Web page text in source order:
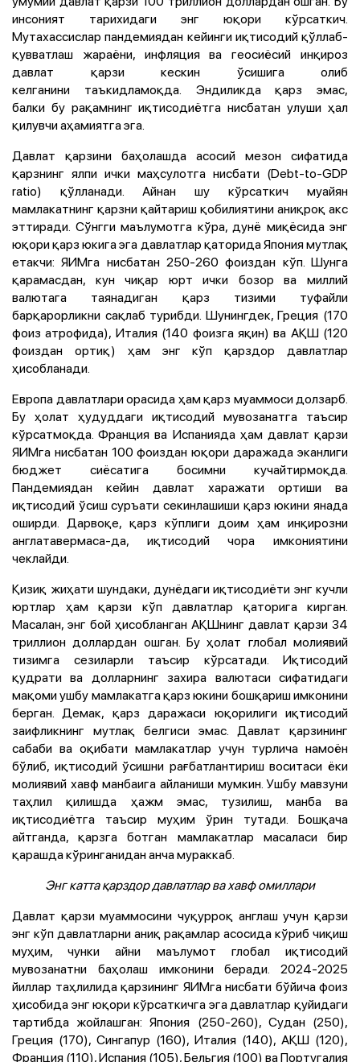
инсоният тарихидаги энг юқори кўрсаткич.
Мутахассислар пандемиядан кейинги иқтисодий қўллаб-
қувватлаш жараёни, инфляция ва геосиёсий инқироз
давлат қарзи кескин ўсишига олиб
келганини таъкидламоқда. Эндиликда қарз эмас,
балки бу рақамнинг иқтисодиётга нисбатан улуши ҳал
қилувчи аҳамиятга эга.
Давлат қарзини баҳолашда асосий мезон сифатида
қарзнинг ялпи ички маҳсулотга нисбати (Debt-to-GDP
ratio) қўлланади. Айнан шу кўрсаткич муайян
мамлакатнинг қарзни қайтариш қобилиятини аниқроқ акс
эттиради. Сўнгги маълумотга кўра, дунё миқёсида энг
юқори қарз юкига эга давлатлар қаторида Япония мутлақ
етакчи: ЯИМга нисбатан 250-260 фоиздан кўп. Шунга
қарамасдан, кун чиқар юрт ички бозор ва миллий
валютага таянадиган қарз тизими туфайли
барқарорликни сақлаб турибди. Шунингдек, Греция (170
фоиз атрофида), Италия (140 фоизга яқин) ва АҚШ (120
фоиздан ортиқ) ҳам энг кўп қарздор давлатлар
ҳисобланади.
Европа давлатлари орасида ҳам қарз муаммоси долзарб.
Бу ҳолат ҳудуддаги иқтисодий мувозанатга таъсир
кўрсатмоқда. Франция ва Испанияда ҳам давлат қарзи
ЯИМга нисбатан 100 фоиздан юқори даражада эканлиги
бюджет сиёсатига босимни кучайтирмоқда.
Пандемиядан кейин давлат харажати ортиши ва
иқтисодий ўсиш суръати секинлашиши қарз юкини янада
оширди. Дарвоқе, қарз кўплиги доим ҳам инқирозни
англатавермаса-да, иқтисодий чора имкониятини
чеклайди.
Қизиқ жиҳати шундаки, дунёдаги иқтисодиёти энг кучли
юртлар ҳам қарзи кўп давлатлар қаторига кирган.
Масалан, энг бой ҳисобланган АҚШнинг давлат қарзи 34
триллион доллардан ошган. Бу ҳолат глобал молиявий
тизимга сезиларли таъсир кўрсатади. Иқтисодий
қудрати ва долларнинг захира валютаси сифатидаги
мақоми ушбу мамлакатга қарз юкини бошқариш имконини
берган. Демак, қарз даражаси юқорилиги иқтисодий
заифликнинг мутлақ белгиси эмас. Давлат қарзининг
сабаби ва оқибати мамлакатлар учун турлича намоён
бўлиб, иқтисодий ўсишни рағбатлантириш воситаси ёки
молиявий хавф манбаига айланиши мумкин. Ушбу мавзуни
таҳлил қилишда ҳажм эмас, тузилиш, манба ва
иқтисодиётга таъсир муҳим ўрин тутади. Бошқача
айтганда, қарзга ботган мамлакатлар масаласи бир
қарашда кўринганидан анча мураккаб.
Энг катта қарздор давлатлар ва хавф омиллари
Давлат қарзи муаммосини чуқурроқ англаш учун қарзи
энг кўп давлатларни аниқ рақамлар асосида кўриб чиқиш
муҳим, чунки айни маълумот глобал иқтисодий
мувозанатни баҳолаш имконини беради. 2024-2025
йиллар таҳлилида қарзининг ЯИМга нисбати бўйича фоиз
ҳисобида энг юқори кўрсаткичга эга давлатлар қуйидаги
тартибда жойлашган: Япония (250-260), Судан (250),
Греция (170), Сингапур (160), Италия (140), АҚШ (120),
Франция (110), Испания (105), Бельгия (100) ва Португалия